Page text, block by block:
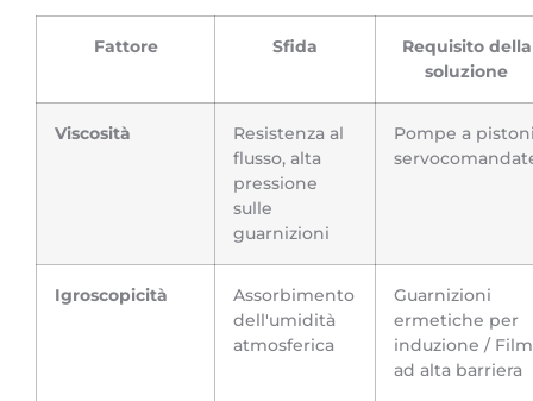
Fattore Sfida
Requisito della
soluzione
Viscosità
Resistenza al
flusso, alta
pressione
sulle
guarnizioni
Pompe a
Igroscopicità
Assorbimento
dell'umidità
atmosferica
Guarnizioni
ermetiche per
induzione / Film
ad alta barriera